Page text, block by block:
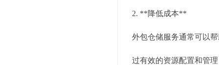
2. **降低成本**
外包仓储服务通常可以
过有效的资源配置和管